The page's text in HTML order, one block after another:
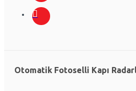
Otomatik Fotoselli Kapı